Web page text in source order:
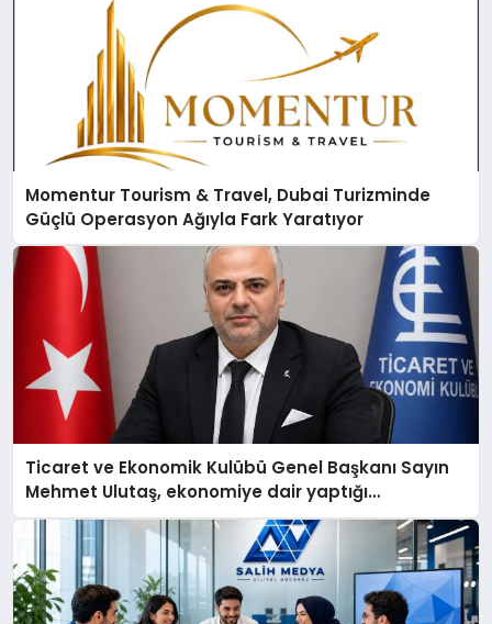
Momentur Tourism & Travel, Dubai Turizminde
Güçlü Operasyon Ağıyla Fark Yaratıyor
Ticaret ve Ekonomik Kulübü Genel Başkanı Sayın
Mehmet Ulutaş, ekonomiye dair yaptığı
açıklamada şunları kaydetti: